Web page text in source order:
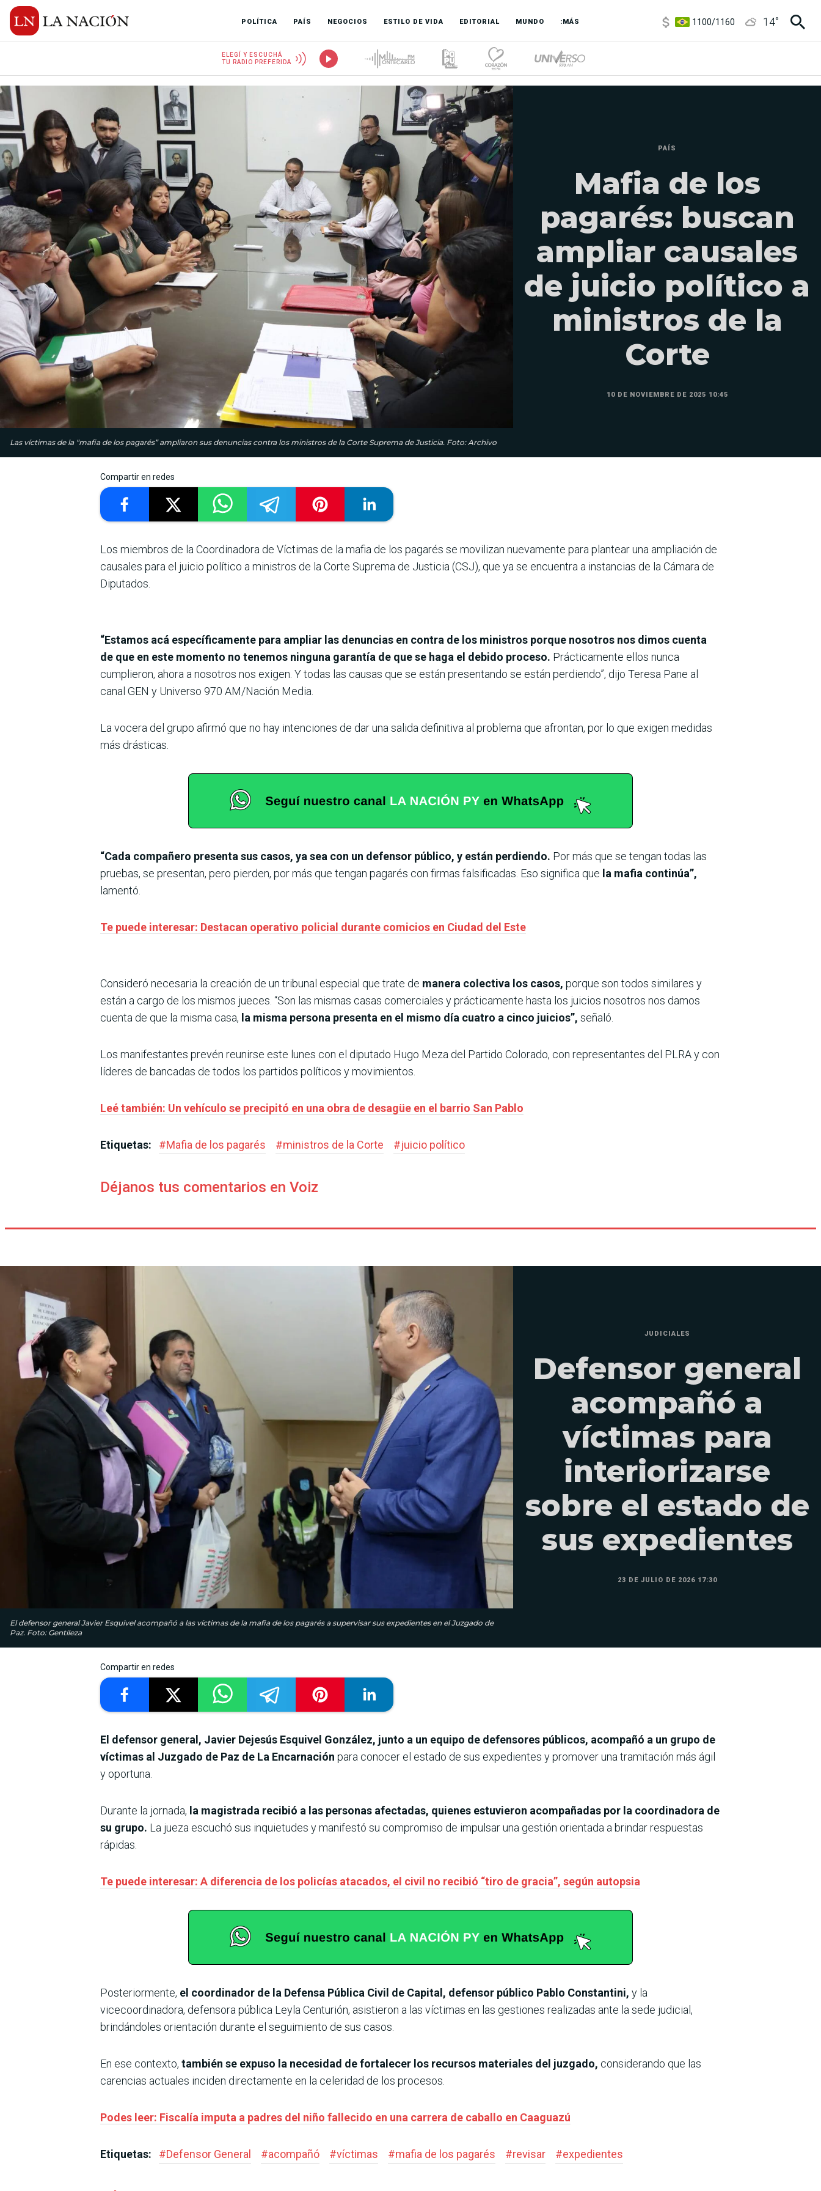
POLÍTICA PAÍS NEGOCIOS ESTILO DE VIDA EDITORIAL MUNDO :MÁS
3,8/4
14°
ELEGÍ Y ESCUCHÁ
TU RADIO PREFERIDA
Las víctimas de la “mafia de los pagarés” ampliaron sus denuncias contra los ministros de la Corte Suprema de Justicia. Foto: Archivo
PAÍS
Mafia de los
pagarés: buscan
ampliar causales
de juicio político a
ministros de la
Corte
10 DE NOVIEMBRE DE 2025 10:45
Compartir en redes
Los miembros de la Coordinadora de Víctimas de la mafia de los pagarés se movilizan nuevamente para plantear una ampliación de
causales para el juicio político a ministros de la Corte Suprema de Justicia (CSJ), que ya se encuentra a instancias de la Cámara de
Diputados.
“Estamos acá específicamente para ampliar las denuncias en contra de los ministros porque nosotros nos dimos cuenta
de que en este momento no tenemos ninguna garantía de que se haga el debido proceso. Prácticamente ellos nunca
cumplieron, ahora a nosotros nos exigen. Y todas las causas que se están presentando se están perdiendo”, dijo Teresa Pane al
canal GEN y Universo 970 AM/Nación Media.
La vocera del grupo afirmó que no hay intenciones de dar una salida definitiva al problema que afrontan, por lo que exigen medidas
más drásticas.
“Cada compañero presenta sus casos, ya sea con un defensor público, y están perdiendo. Por más que se tengan todas las
pruebas, se presentan, pero pierden, por más que tengan pagarés con firmas falsificadas. Eso significa que la mafia continúa”,
lamentó.
Te puede interesar: Destacan operativo policial durante comicios en Ciudad del Este
Consideró necesaria la creación de un tribunal especial que trate de manera colectiva los casos, porque son todos similares y
están a cargo de los mismos jueces. “Son las mismas casas comerciales y prácticamente hasta los juicios nosotros nos damos
cuenta de que la misma casa, la misma persona presenta en el mismo día cuatro a cinco juicios”, señaló.
Los manifestantes prevén reunirse este lunes con el diputado Hugo Meza del Partido Colorado, con representantes del PLRA y con
líderes de bancadas de todos los partidos políticos y movimientos.
Leé también: Un vehículo se precipitó en una obra de desagüe en el barrio San Pablo
Etiquetas: #Mafia de los pagarés #ministros de la Corte #juicio político
Déjanos tus comentarios en Voiz
El defensor general Javier Esquivel acompañó a las víctimas de la mafia de los pagarés a supervisar sus expedientes en el Juzgado de
Paz. Foto: Gentileza
JUDICIALES
Defensor general
acompañó a
víctimas para
interiorizarse
sobre el estado de
sus expedientes
23 DE JULIO DE 2026 17:30
Compartir en redes
El defensor general, Javier Dejesús Esquivel González, junto a un equipo de defensores públicos, acompañó a un grupo de
víctimas al Juzgado de Paz de La Encarnación para conocer el estado de sus expedientes y promover una tramitación más ágil
y oportuna.
Durante la jornada, la magistrada recibió a las personas afectadas, quienes estuvieron acompañadas por la coordinadora de
su grupo. La jueza escuchó sus inquietudes y manifestó su compromiso de impulsar una gestión orientada a brindar respuestas
rápidas.
Te puede interesar: A diferencia de los policías atacados, el civil no recibió “tiro de gracia”, según autopsia
Posteriormente, el coordinador de la Defensa Pública Civil de Capital, defensor público Pablo Constantini, y la
vicecoordinadora, defensora pública Leyla Centurión, asistieron a las víctimas en las gestiones realizadas ante la sede judicial,
brindándoles orientación durante el seguimiento de sus casos.
En ese contexto, también se expuso la necesidad de fortalecer los recursos materiales del juzgado, considerando que las
carencias actuales inciden directamente en la celeridad de los procesos.
Podes leer: Fiscalía imputa a padres del niño fallecido en una carrera de caballo en Caaguazú
Etiquetas: #Defensor General #acompañó #víctimas #mafia de los pagarés #revisar #expedientes